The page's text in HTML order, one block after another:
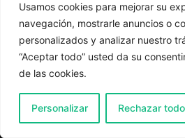
Usamos cookies para mejorar su
navegación, mostrarle anuncios o
personalizados y analizar nuestro
“Aceptar todo” usted da su
de las cookies.
Personalizar Rechazar todo